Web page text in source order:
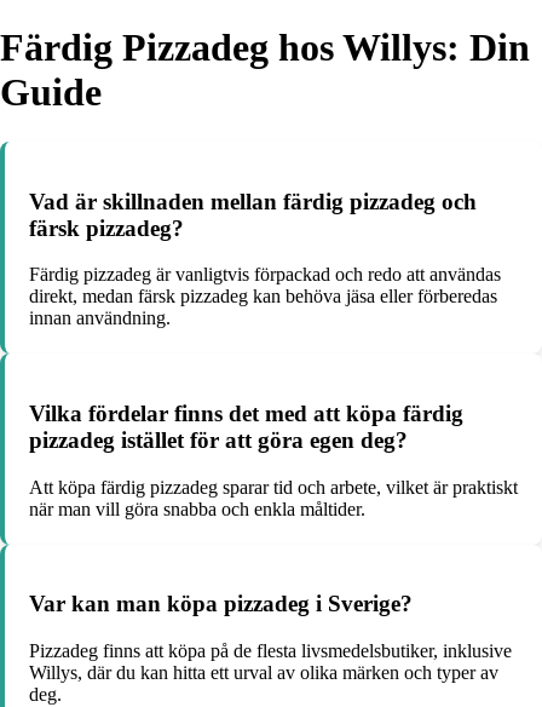
Färdig Pizzadeg hos Willys: Din
Guide
Vad är skillnaden mellan färdig pizzadeg och
färsk pizzadeg?
Färdig pizzadeg är vanligtvis förpackad och redo att användas
direkt, medan färsk pizzadeg kan behöva jäsa eller förberedas
innan användning.
Vilka fördelar finns det med att köpa färdig
pizzadeg istället för att göra egen deg?
Att köpa färdig pizzadeg sparar tid och arbete, vilket är praktiskt
när man vill göra snabba och enkla måltider.
Var kan man köpa pizzadeg i Sverige?
Pizzadeg finns att köpa på de flesta livsmedelsbutiker, inklusive
Willys, där du kan hitta ett urval av olika märken och typer av
deg.